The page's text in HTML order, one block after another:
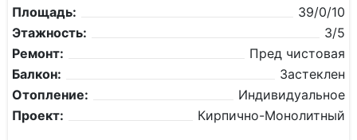
Площадь:
39/0/10
Этажность:
3/5
Ремонт:
Пред чистовая
Балкон:
Застеклен
Отопление:
Индивидуальное
Проект:
Кирпично-Монолитный